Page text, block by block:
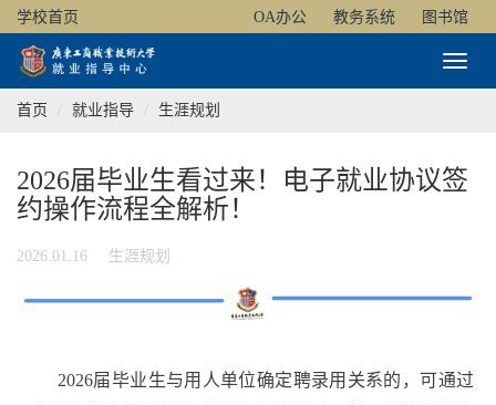
学校首页 OA办公 教务系统 图书馆
Toggle
首页
就业指导 生涯规划
2026届毕业生看过来！电子就业协议签
约操作流程全解析！
2026.01.16 生涯规划
2026届毕业生与用人单位确定聘录用关系的，可通过